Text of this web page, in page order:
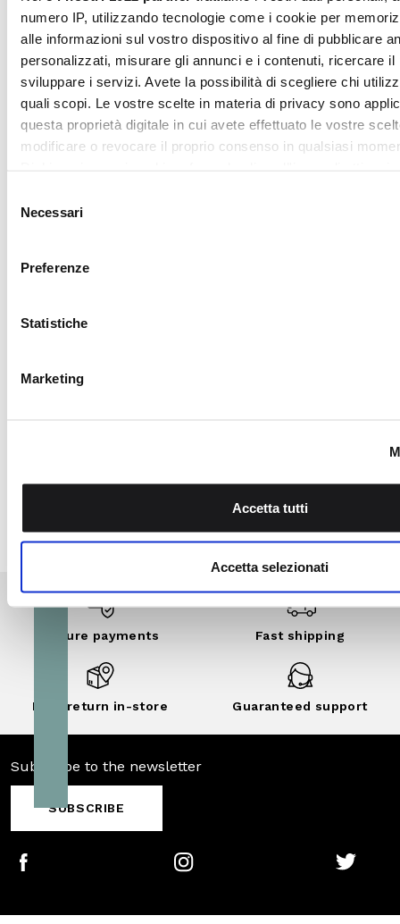
ritirare il tuo consenso in qualsiasi momento dalla
sui cookie.
Utilizziamo i cookie per personalizzare contenuti ed
fornire funzionalità dei social media e per analizzare il nostro
traffico. Condividiamo inoltre informazioni sul modo in cui
nostro sito con i nostri partner che si occupano di analisi dei
utilizzo dei loro servizi.
Mostra
Accetta tutti
Secure
Fast shipping
store
Guaranteed
support
SUBSCRIBE
SUBSCRIBE
Facebook Instagram
AWARDS